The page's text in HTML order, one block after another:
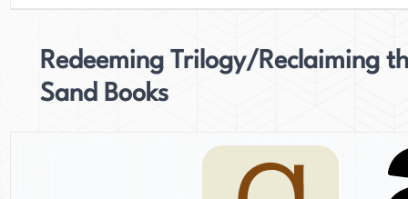
Redeeming Trilogy/Reclaiming
Sand Books